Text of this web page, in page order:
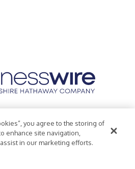
Accessibility Statement
you agree to the storing of
enhance site navigation,
in our marketing efforts.